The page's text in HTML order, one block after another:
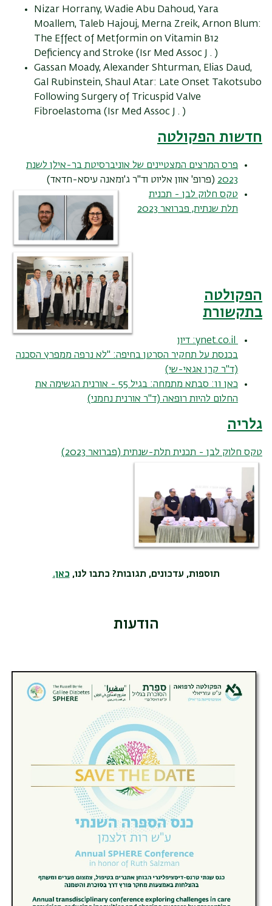
Nizar Horrany, Wadie Abu Dahoud, Yara
Moallem, Taleb Hajouj, Merna Zreik, Arnon Blum:
The Effect of Metformin on Vitamin B12
Deficiency and Stroke (Isr Med Assoc J . )
Gassan Moady, Alexander Shturman, Elias Daud,
Gal Rubinstein, Shaul Atar: Late Onset Takotsubo
Following Surgery of Tricuspid Valve
Fibroelastoma (Isr Med Assoc J . )
חדשות הפקולטה
פרס המרצים המצטיינים של אוניברסיטת בר-אילן לשנת
2023 (פרופ' אוון אליוט וד"ר ג'ומאנה עיסא-חדאד)
טקס חלוק לבן - תכנית
תלת שנתית, פברואר 2023
הפקולטה
בתקשורת
ynet.co.il: דיון
בכנסת על תחקיר הסרטן בחיפה: "לא נרפה ממפרץ הסכנה
(ד"ר קרן אגאי-שי)
כאן 11: סבתא מתמחה: בגיל 55 - אורנית הגשימה את
החלום להיות רופאה (ד"ר אורנית נחמני)
גלריה
טקס חלוק לבן - תכנית תלת-שנתית (פברואר 2023)
תוספות, עדכונים, תגובות? כתבו לנו, כאן.
הודעות